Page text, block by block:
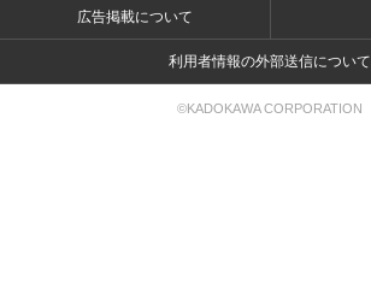
広告掲載について
利用者情報の外部送信について
©KADOKAWA CORPORATION